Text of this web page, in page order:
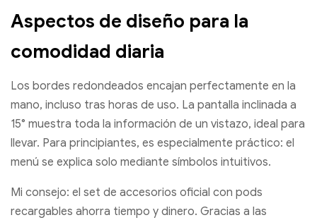
Aspectos de diseño para la
comodidad diaria
Los bordes redondeados encajan perfectamente en la
mano, incluso tras horas de uso. La pantalla inclinada a
15° muestra toda la información de un vistazo, ideal para
llevar. Para principiantes, es especialmente práctico: el
menú se explica solo mediante símbolos intuitivos.
Mi consejo: el set de accesorios oficial con pods
recargables ahorra tiempo y dinero. Gracias a las